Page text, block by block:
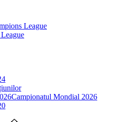
League
Campionatul Mondial 2026